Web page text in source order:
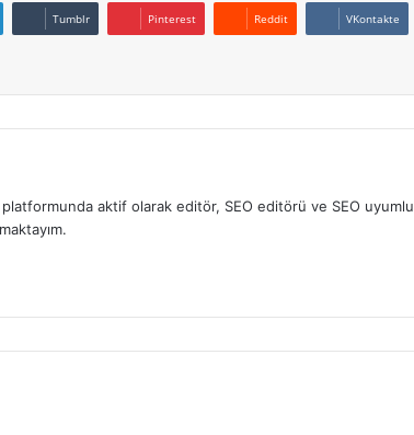
Tumblr Pinterest Reddit VKontakte
aktif olarak editör, SEO editörü ve SEO uyumlu